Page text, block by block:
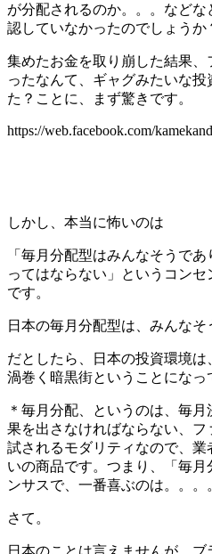
が分配されるのか。。。など
認していなかったのでしょうか
集めたお金を取り崩した結果
ったなんて、ギャグみたいな
た？ことに、まず驚きです。
https://web.facebook.com/
しかし、本当に怖いのは
「毎月分配型はみんなそうで
ってはならない」というコン
です。
日本の毎月分配型は、みんなそ
だとしたら、日本の投資環境
渦巻く暗黒街ということになっ
＊毎月分配、というのは、毎
果を出さなければならない、
試されるモダリティなので、
いの商品です。つまり、「毎
ンサスで、一番喜ぶのは。。。
さて。
日本のことは言えませんが、